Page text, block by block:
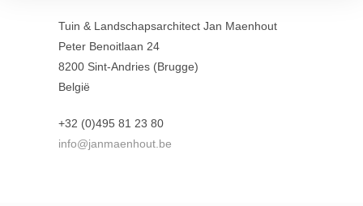
Tuin & Landschapsarchitect Jan Maenhout
Peter Benoitlaan 24
8200 Sint-Andries (Brugge)
België
+32 (0)495 81 23 80
info@janmaenhout.be